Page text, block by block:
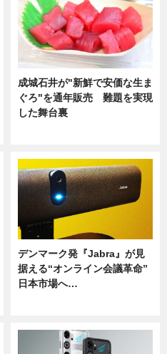
成城石井が"新鮮で安価な生ま
ぐろ"を通年販売 難題を実現
した舞台裏
デンマーク発『Jabra』が見
据える“オンライン会議革命”
日本市場へ…